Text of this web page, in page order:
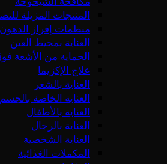
المنتجات المزيلة
منظمات إفراز الدهون
العناية بمحيط العين
الحماية من الأشعة
علاج الإكزيما
العناية بالشعر
العناية الخاصة بالجسم
العناية بالأطفال
العناية بالرجال
العناية الشخصية
المكملات الغذائية